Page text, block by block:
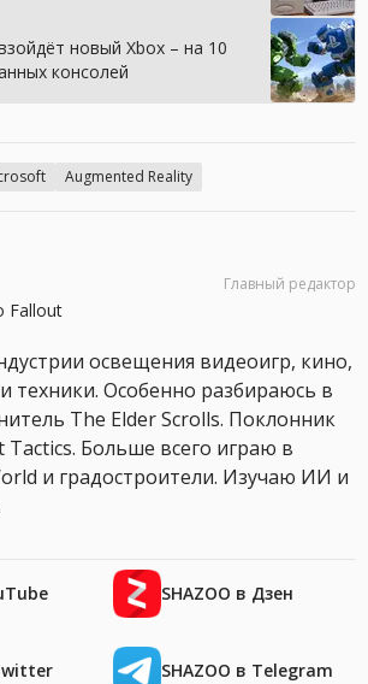
новый Xbox – на 10
консолей
Augmented Reality
Fallout
Главный редактор
освещения видеоигр, кино,
техники. Особенно разбираюсь в
The Elder Scrolls. Поклонник
Tactics. Больше всего играю в
и градостроители. Изучаю ИИ и
SHAZOO в Дзен
SHAZOO в Telegram